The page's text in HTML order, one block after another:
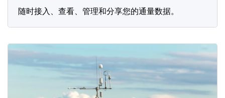
随时接入、查看、管理和分享您的通量数据。